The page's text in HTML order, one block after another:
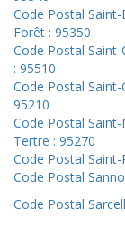
Code Postal Saint-
Forêt : 95350
Code Postal Saint-
: 95510
Code Postal Saint-
95210
Code Postal
Tertre : 95270
Code Postal Saint-
Code Postal
Code Postal